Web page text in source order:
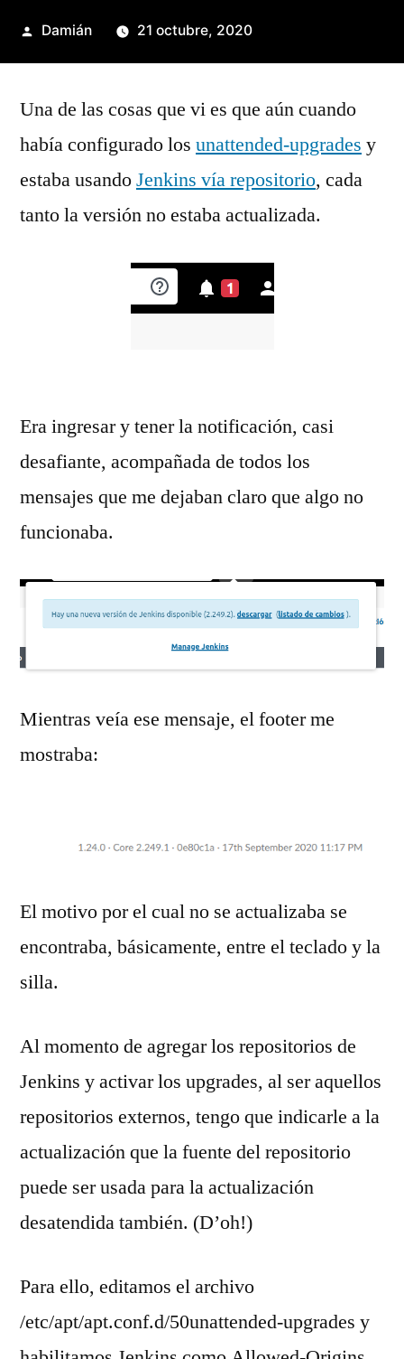
Publicado
Damián 21 octubre, 2020
Una de las cosas que vi es que aún cuando
había configurado los unattended-upgrades y
estaba usandoJenkins vía repositorio, cada
tanto la versión no estaba actualizada.
Era ingresar y tener la notificación, casi
desafiante, acompañada de todos los
mensajes que me dejaban claro que algo no
funcionaba.
Mientras veía ese mensaje, el footer me
mostraba:
El motivo por el cual no se actualizaba se
encontraba, básicamente, entre el teclado y la
silla.
Al momento de agregar los repositorios de
Jenkins y activar los upgrades, al ser aquellos
repositorios externos, tengo que indicarle a la
actualización que la fuente del repositorio
puede ser usada para la actualización
desatendida también. (D’oh!)
Para ello, editamos el archivo
/etc/apt/apt.conf.d/50unattended-upgrades y